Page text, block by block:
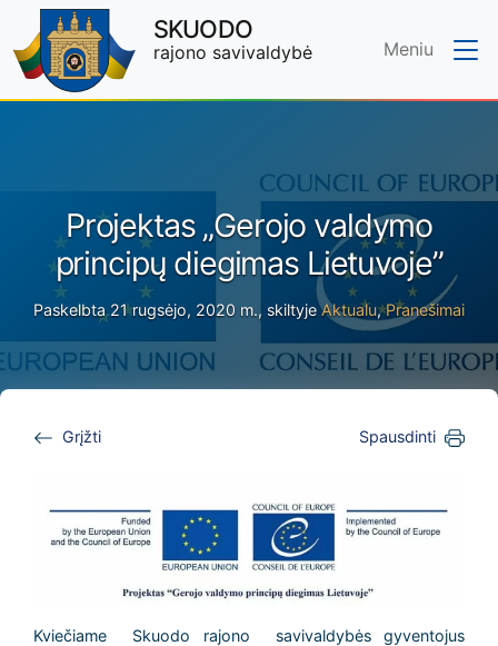
Skip to main content
SKUODO
rajono savivaldybė Meniu
Projektas „Gerojo valdymo
principų diegimas Lietuvoje”
Paskelbta 21 rugsėjo, 2020 m., skiltyjeAktualu,Pranešimai
Grįžti Spausdinti
Kviečiame Skuodo rajono
savivaldybės gyventojus